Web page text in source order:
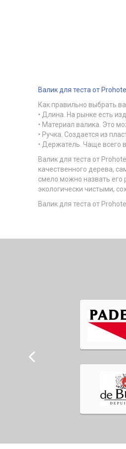
Валик для теста от Prohotel
Как правильно выбрать
• Длина. На рынке есть
• Материал валика. Это
• Ручка. Создается из
• Держатель. Чаще всего
Валик для теста от
качественного дерева,
смело можно назвать
экологически чистыми,
Валик для теста от